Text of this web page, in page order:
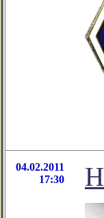
04.02.2011
17:30